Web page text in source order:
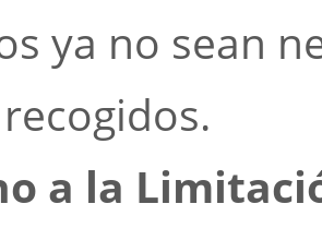
ya no sean
a la